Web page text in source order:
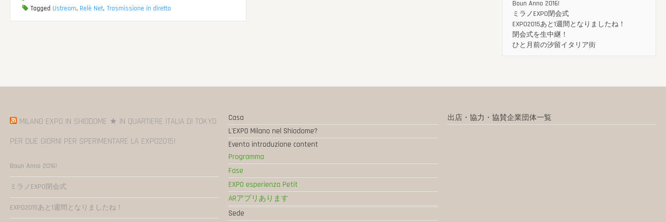
Tagged Ustream, Relè Net, Trasmissione in diretta
Boun Anno 2016!
ミラノEXPO閉会式
EXPO2015あと1週間となりましたね！
閉会式を生中継！
ひと月前の汐留イタリア街
MILANO EXPO IN SHIODOME ★ IN QUARTIERE ITALIA DI TOKYO
PER DUE GIORNI PER SPERIMENTARE LA EXPO2015!
Boun Anno 2016!
ミラノEXPO閉会式
EXPO2015あと1週間となりましたね！
Casa
L'EXPO Milano nel Shiodome?
Evento introduzione content
Programma
Fase
EXPO esperienza Petit
ARアプリあります
Sede
出店・協力・協賛企業団体一覧